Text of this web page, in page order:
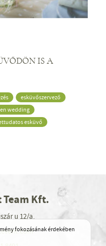
fokozásának érdekében
IS A
esküvőszervező
wedding
esküvő
Kft.
u 12/a.